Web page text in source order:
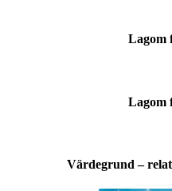
Lagom
Lagom
Värdegrund –